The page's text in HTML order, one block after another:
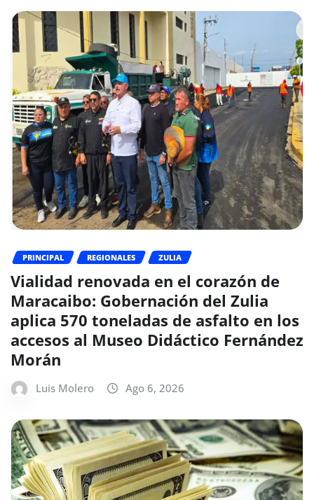
PRINCIPAL REGIONALES ZULIA
Vialidad renovada en el corazón de
Maracaibo: Gobernación del Zulia
aplica 570 toneladas de asfalto en los
accesos al Museo Didáctico Fernández
Morán
Luis Molero Ago 6, 2026